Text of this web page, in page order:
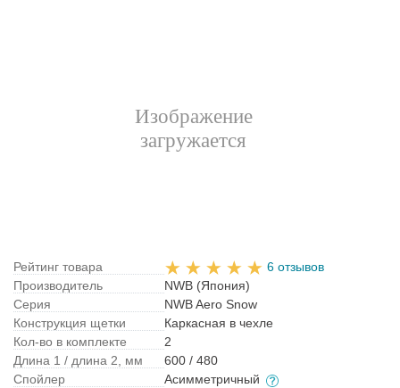
Рейтинг товара
6 отзывов
Производитель
NWB (Япония)
Серия
NWB Aero Snow
Конструкция щетки
Каркасная в чехле
Кол-во в комплекте
2
Длина 1 / длина 2, мм
600 / 480
Спойлер
Асимметричный